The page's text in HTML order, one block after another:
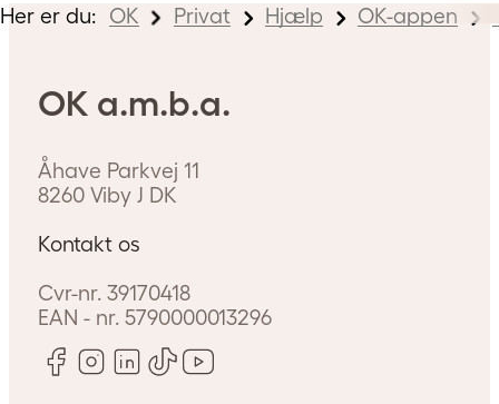
Her er du: OK Privat Hjælp OK-appen
OK a.m.b.a.
Åhave Parkvej 11
8260 Viby J DK
Kontakt os
Cvr-nr. 39170418
EAN - nr.5790000013296